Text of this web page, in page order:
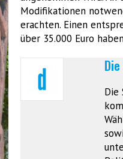
Modifikationen
erachten. Einen
über 35.000 Euro
Die